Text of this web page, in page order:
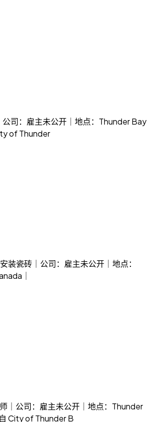
司：雇主未公开｜地点：Thunder Bay
of Thunder
瓷砖｜公司：雇主未公开｜地点：
｜
｜公司：雇主未公开｜地点：Thunder
City of Thunder B